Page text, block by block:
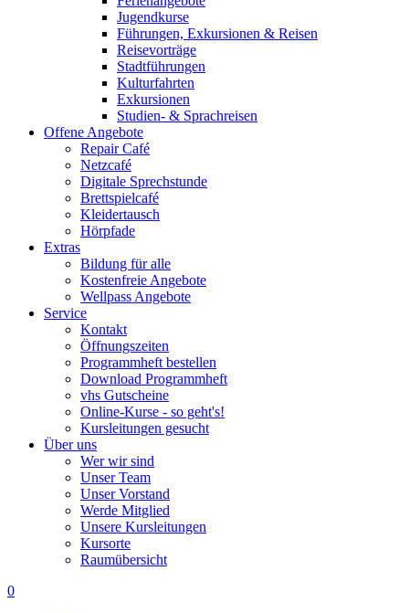
Jugendkurse
Führungen, Exkursionen & Reisen
Reisevorträge
Stadtführungen
Kulturfahrten
Exkursionen
Studien- & Sprachreisen
Offene Angebote
Repair Café
Netzcafé
Digitale Sprechstunde
Brettspielcafé
Kleidertausch
Hörpfade
Extras
Bildung für alle
Kostenfreie Angebote
Wellpass Angebote
Service
Kontakt
Öffnungszeiten
Programmheft bestellen
Download Programmheft
vhs Gutscheine
Online-Kurse - so geht's!
Kursleitungen gesucht
Über uns
Wer wir sind
Unser Team
Unser Vorstand
Werde Mitglied
Unsere Kursleitungen
Kursorte
Raumübersicht
0